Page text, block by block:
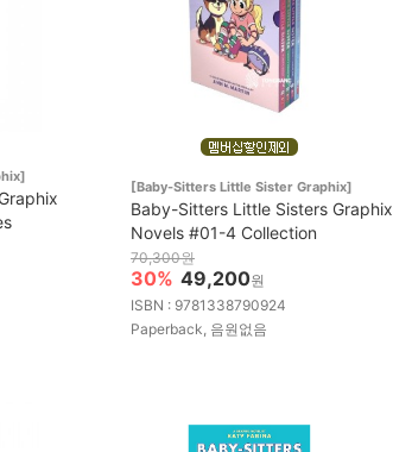
[Baby-Sitters Little Sister Graphix]
Baby-Sitters Little Sisters Graphix
Novels #01-4 Collection
70,300원
30% 49,200원
ISBN : 9781338790924
Paperback, 음원없음